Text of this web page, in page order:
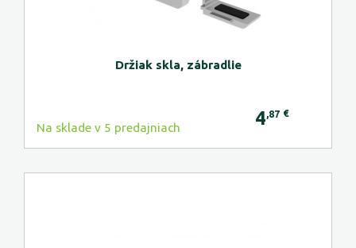
Držiak skla, zábradlie
Na sklade v 5 predajniach 4 ,87 €